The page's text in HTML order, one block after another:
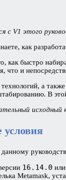
с V1 этого
как
как быстро
что и
а
В
16.14.0
Metamask,